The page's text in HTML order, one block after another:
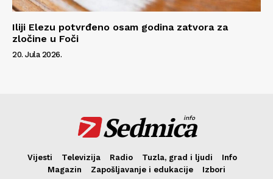
Iliji Elezu potvrđeno osam godina zatvora za
zločine u Foči
20. Jula 2026.
Sedmica
info
Vijesti Televizija Radio Tuzla, grad i ljudi
Info
Magazin
Zapošljavanje i edukacije Izbori